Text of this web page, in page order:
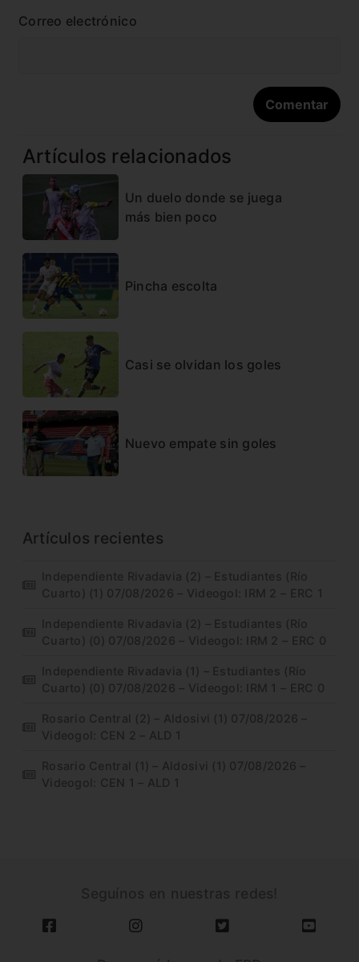
Correo electrónico
Artículos relacionados
Un duelo donde se juega
más bien poco
Pincha escolta
Casi se olvidan los goles
Nuevo empate sin goles
Artículos recientes
Independiente Rivadavia (2) – Estudiantes (Río
Cuarto) (1) 07/08/2026 – Videogol: IRM 2 – ERC 1
Independiente Rivadavia (2) – Estudiantes (Río
Cuarto) (0) 07/08/2026 – Videogol: IRM 2 – ERC 0
Independiente Rivadavia (1) – Estudiantes (Río
Cuarto) (0) 07/08/2026 – Videogol: IRM 1 – ERC 0
Rosario Central (2) – Aldosivi (1) 07/08/2026 –
Videogol: CEN 2 – ALD 1
Rosario Central (1) – Aldosivi (1) 07/08/2026 –
Videogol: CEN 1 – ALD 1